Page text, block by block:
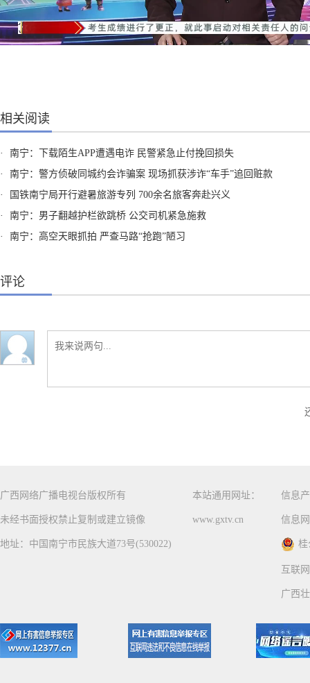
相关阅读
·
南宁：下载陌生APP遭遇电诈 民警紧急止付挽回损失
·
南宁：警方侦破同城约会诈骗案 现场抓获涉诈“车手”追回赃款
·
国铁南宁局开行避暑旅游专列 700余名旅客奔赴兴义
·
南宁：男子翻越护栏欲跳桥 公交司机紧急施救
·
南宁：高空天眼抓拍 严查马路“抢跑”陋习
评论
广西网络广播电视台版权所有
未经书面授权禁止复制或建立镜像
地址：中国南宁市民族大道73号(530022)
本站通用网址：
www.gxtv.cn
信息
信息
桂
互联
广西